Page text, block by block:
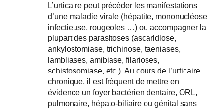
L’urticaire peut précéder les manifestations
d’une maladie virale (hépatite, mononucléose
infectieuse, rougeoles …) ou accompagner la
plupart des parasitoses (ascaridiose,
ankylostomiase, trichinose, taeniases,
lambliases, amibiase, filarioses,
schistosomiase, etc.). Au cours de l’urticaire
chronique, il est fréquent de mettre en
évidence un foyer bactérien dentaire, ORL,
pulmonaire, hépato-biliaire ou génital sans